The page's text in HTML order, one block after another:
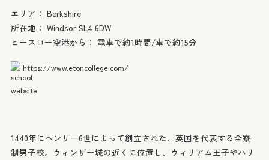
英国教育コラム
Articles
無料相談
Counselling
エリア： Berkshire
所在地： Windsor SL4 6DW
ヒースロー空港から： 電車で約1時間/車で約15分
https://www.etoncollege.com/
1440年にヘンリー6世によって創立された、英国を代表する全寮
制男子校。ウィンザー城の近くに位置し、ウィリアム王子やハリ